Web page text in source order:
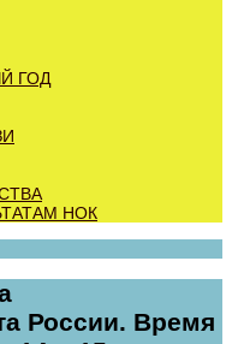
ГОД
НОК
России. Время